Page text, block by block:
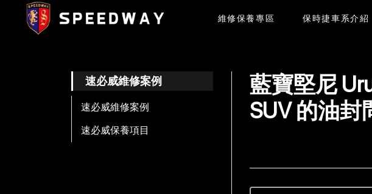
維修保養專區 保時捷車系介紹
速必威維修案例
速必威維修案例
速必威保養項目
藍寶堅尼
SUV 的油封